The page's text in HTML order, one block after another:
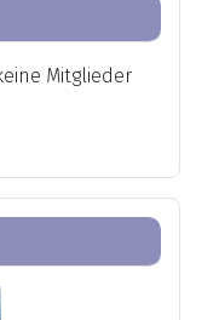
Mitglieder